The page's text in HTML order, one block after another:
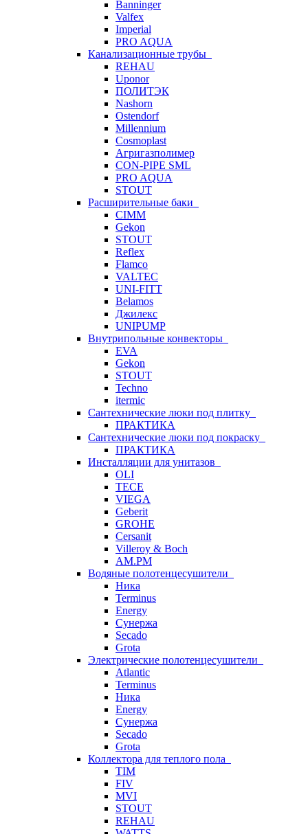
Banninger
Valfex
Imperial
PRO AQUA
Канализационные трубы
REHAU
Uponor
ПОЛИТЭК
Nashorn
Ostendorf
Millennium
Cosmoplast
Агригазполимер
CON-PIPE SML
PRO AQUA
STOUT
Расширительные баки
CIMM
Gekon
STOUT
Reflex
Flamco
VALTEC
UNI-FITT
Belamos
Джилекс
UNIPUMP
Внутрипольные конвекторы
EVA
Gekon
STOUT
Techno
itermic
Сантехнические люки под плитку
ПРАКТИКА
Сантехнические люки под покраску
ПРАКТИКА
Инсталляции для унитазов
OLI
TECE
VIEGA
Geberit
GROHE
Cersanit
Villeroy & Boch
AM.PM
Водяные полотенцесушители
Ника
Terminus
Energy
Сунержа
Secado
Grota
Электрические полотенцесушители
Atlantic
Terminus
Ника
Energy
Сунержа
Secado
Grota
Коллектора для теплого пола
TIM
FIV
MVI
STOUT
REHAU